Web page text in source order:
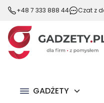
+48 7 333 888 44 Czat z
GADŻETY